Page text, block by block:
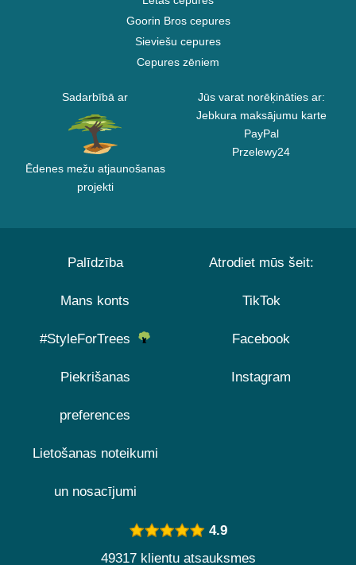
Goorin Bros cepures
Sieviešu cepures
Cepures zēniem
Sadarbībā ar
Ēdenes mežu atjaunošanas
projekti
Jūs varat norēķināties ar:
Jebkura maksājumu karte
PayPal
Przelewy24
Palīdzība
Mans konts
#StyleForTrees
Piekrišanas
preferences
Lietošanas noteikumi
un nosacījumi
Atrodiet mūs šeit:
TikTok
Facebook
Instagram
4.9
49317 klientu atsauksmes